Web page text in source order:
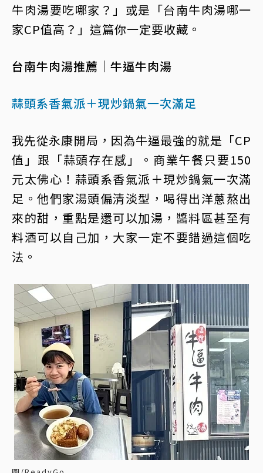
牛肉湯要吃哪家？」或是「台南牛肉湯哪一
家CP值高？」這篇你一定要收藏。
台南牛肉湯推薦｜牛逼牛肉湯
蒜頭系香氣派＋現炒鍋氣一次滿足
我先從永康開局，因為牛逼最強的就是「CP
值」跟「蒜頭存在感」。商業午餐只要150
元太佛心！蒜頭系香氣派＋現炒鍋氣一次滿
足。他們家湯頭偏清淡型，喝得出洋蔥熬出
來的甜，重點是還可以加湯，醬料區甚至有
料酒可以自己加，大家一定不要錯過這個吃
法。